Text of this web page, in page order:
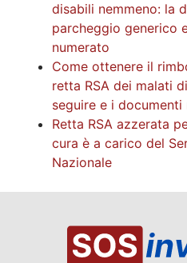
disabili nemmeno: la
parcheggio generico
numerato
Come ottenere il
retta RSA dei malati
seguire e i documenti
Retta RSA azzerata
cura è a carico del
Nazionale